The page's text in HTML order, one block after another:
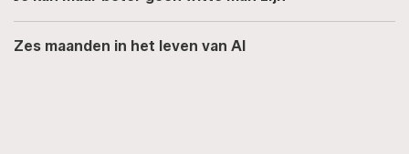
Zes maanden in het leven van AI